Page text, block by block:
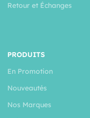
Retour et Échanges
PRODUITS
En Promotion
Nouveautés
Nos Marques